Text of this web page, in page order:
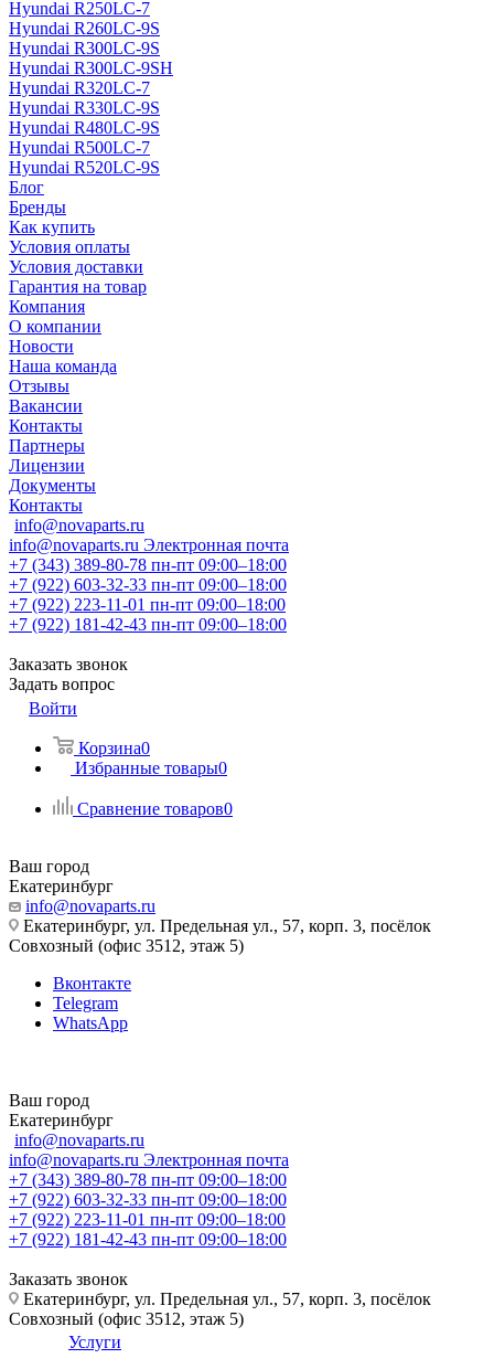
Hyundai R250LC-7
Hyundai R260LC-9S
Hyundai R300LC-9S
Hyundai R300LC-9SH
Hyundai R320LC-7
Hyundai R330LC-9S
Hyundai R480LC-9S
Hyundai R500LC-7
Hyundai R520LC-9S
Блог
Бренды
Как купить
Условия оплаты
Условия доставки
Гарантия на товар
Компания
О компании
Новости
Наша команда
Отзывы
Вакансии
Контакты
Партнеры
Лицензии
Документы
Контакты
info@novaparts.ru
info@novaparts.ru Электронная почта
+7 (343) 389-80-78 пн-пт 09:00–18:00
+7 (922) 603-32-33 пн-пт 09:00–18:00
+7 (922) 223-11-01 пн-пт 09:00–18:00
+7 (922) 181-42-43 пн-пт 09:00–18:00
Заказать звонок
Задать вопрос
Войти
Корзина0
Избранные товары0
Сравнение товаров0
Ваш город
Екатеринбург
info@novaparts.ru
Екатеринбург, ул. Предельная ул., 57, корп. 3, посёлок
Совхозный (офис 3512, этаж 5)
Вконтакте
Telegram
WhatsApp
Ваш город
Екатеринбург
info@novaparts.ru
info@novaparts.ru Электронная почта
+7 (343) 389-80-78 пн-пт 09:00–18:00
+7 (922) 603-32-33 пн-пт 09:00–18:00
+7 (922) 223-11-01 пн-пт 09:00–18:00
+7 (922) 181-42-43 пн-пт 09:00–18:00
Заказать звонок
Екатеринбург, ул. Предельная ул., 57, корп. 3, посёлок
Совхозный (офис 3512, этаж 5)
Услуги